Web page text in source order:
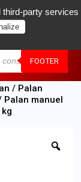
FOOTER
0
/ Palan
Palan manuel
third-party services